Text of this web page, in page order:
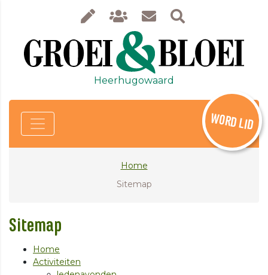
Heerhugowaard
WORD LID
Home
Sitemap
Sitemap
Home
Activiteiten